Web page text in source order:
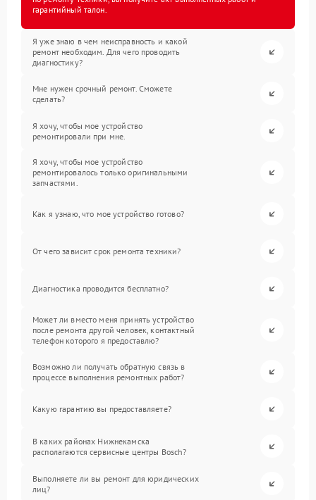
гарантийный талон.
Я уже знаю в чем неисправность и какой
ремонт необходим. Для чего проводить
диагностику?
Мне нужен срочный ремонт. Сможете
сделать?
Я хочу, чтобы мое устройство
ремонтировали при мне.
Я хочу, чтобы мое устройство
ремонтировалось только оригинальными
запчастями.
Как я узнаю, что мое устройство готово?
От чего зависит срок ремонта техники?
Диагностика проводится бесплатно?
Может ли вместо меня принять устройство
после ремонта другой человек, контактный
телефон которого я предоставлю?
Возможно ли получать обратную связь в
процессе выполнения ремонтных работ?
Какую гарантию вы предоставляете?
В каких районах Нижнекамска
располагаются сервисные центры Bosch?
Выполняете ли вы ремонт для юридических
лиц?